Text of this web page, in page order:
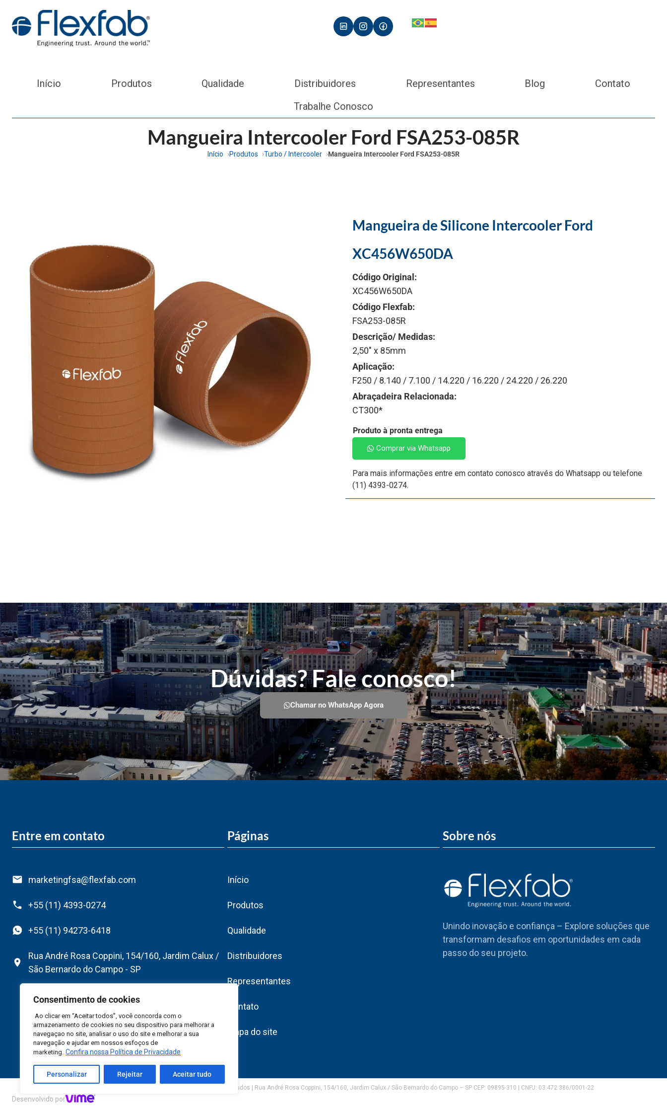
Consentimento de cookies
Ao clicar em “Aceitar todos”, você concorda com o
armazenamento de cookies no seu dispositivo para melhorar a
navegaçao no site, analisar o uso do site e melhorar a sua
navegação e ajudar em nossos esfoços de
marketing. Confira nossa Política de Privacidade
Personalizar Rejeitar Aceitar tudo
Início Produtos Qualidade Distribuidores Representantes Blog
Contato
Trabalhe Conosco
Mangueira Intercooler Ford FSA253-085R
Início Produtos Turbo / Intercooler Mangueira Intercooler Ford FSA253-085R
Mangueira de Silicone Intercooler Ford
XC456W650DA
Código Original:
XC456W650DA
Código Flexfab:
FSA253-085R
Descrição/ Medidas:
2,50" x 85mm
Aplicação:
F250 / 8.140 / 7.100 / 14.220 / 16.220 / 24.220 / 26.220
Abraçadeira Relacionada:
CT300*
Produto à pronta entrega
Comprar via Whatsapp
Para mais informações entre em contato conosco através do Whatsapp ou telefone
(11) 4393-0274.
Dúvidas? Fale conosco!
Chamar no WhatsApp Agora
Entre em contato
marketingfsa@flexfab.com
+55 (11) 4393-0274
+55 (11) 94273-6418
Rua André Rosa Coppini, 154/160, Jardim Calux /
São Bernardo do Campo - SP
Páginas
Início
Produtos
Qualidade
Distribuidores
Representantes
Contato
Mapa do site
Sobre nós
Unindo inovação e confiança – Explore soluções que
transformam desafios em oportunidades em cada
passo do seu projeto.
©2026 Flexfab South America Ltda – Todos Direitos Reservados | Rua André Rosa Coppini, 154/160, Jardim Calux / São Bernardo do Campo – SP CEP: 09895-310 | CNPJ: 03.472.386/0001-22
Desenvolvido por